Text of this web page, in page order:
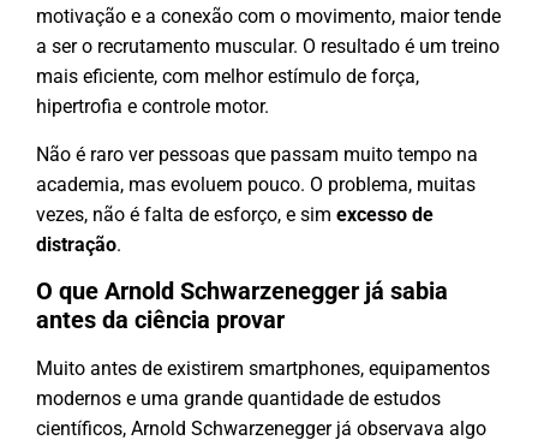
motivação e a conexão com o movimento, maior tende
a ser o recrutamento muscular. O resultado é um treino
mais eficiente, com melhor estímulo de força,
hipertrofia e controle motor.
Não é raro ver pessoas que passam muito tempo na
academia, mas evoluem pouco. O problema, muitas
vezes, não é falta de esforço, e sim excesso de
distração.
O que Arnold Schwarzenegger já sabia
antes da ciência provar
Muito antes de existirem smartphones, equipamentos
modernos e uma grande quantidade de estudos
científicos, Arnold Schwarzenegger já observava algo